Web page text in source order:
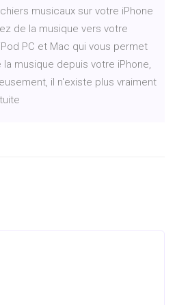
musicaux sur votre iPhone
de la musique vers votre
PC et Mac qui vous permet
musique depuis votre iPhone,
il n'existe plus vraiment